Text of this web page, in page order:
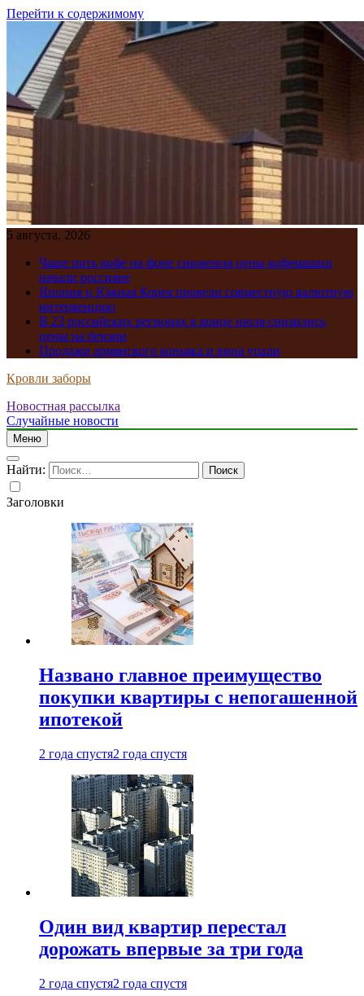
Перейти к содержимому
5 августа, 2026
Чаще пить кофе на фоне снижения цены кофемашин
начали россияне
Япония и Южная Корея провели совместную валютную
интервенцию
В 23 российских регионах в конце июля снизились
цены на бензин
Продажи армянского коньяка и вина упали
Кровли заборы
Новостная рассылка
Случайные новости
Меню
Найти:
Заголовки
Названо главное преимущество
покупки квартиры с непогашенной
ипотекой
2 года спустя2 года спустя
Один вид квартир перестал
дорожать впервые за три года
2 года спустя2 года спустя